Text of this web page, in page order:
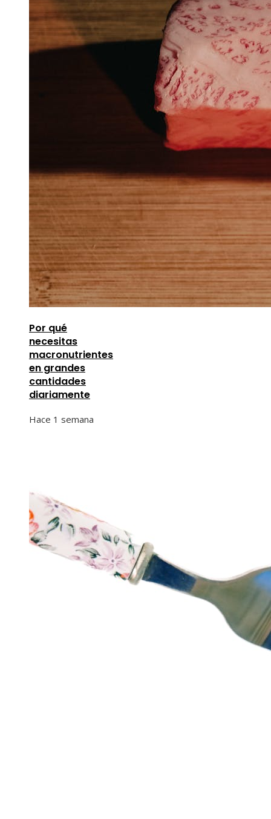
Por qué
necesitas
macronutrientes
en grandes
cantidades
diariamente
Hace 1 semana